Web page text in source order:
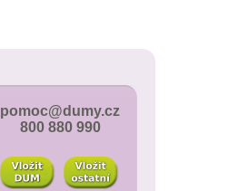
pomoc@dumy.cz
800 880 990